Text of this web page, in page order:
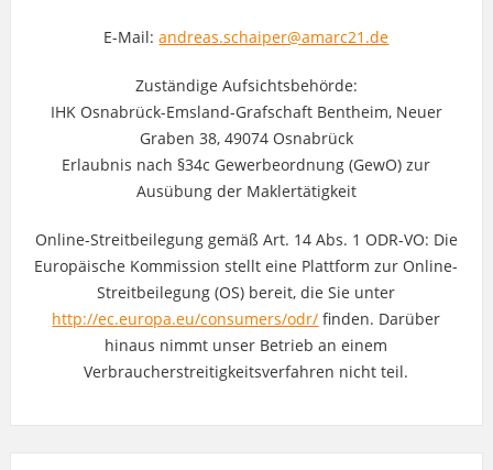
E-Mail:andreas.schaiper@amarc21.de
Zuständige Aufsichtsbehörde:
IHK Osnabrück-Emsland-Grafschaft Bentheim, Neuer
Graben 38, 49074 Osnabrück
Erlaubnis nach §34c Gewerbeordnung (GewO) zur
Ausübung der Maklertätigkeit
Online-Streitbeilegung gemäß Art. 14 Abs. 1 ODR-VO: Die
Europäische Kommission stellt eine Plattform zur Online-
Streitbeilegung (OS) bereit, die Sie unter
http://ec.europa.eu/consumers/odr/ finden. Darüber
hinaus nimmt unser Betrieb an einem
Verbraucherstreitigkeitsverfahren nicht teil.